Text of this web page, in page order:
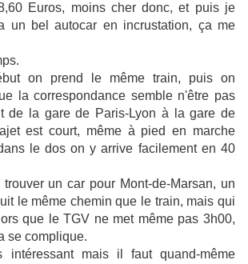
Euros, moins cher donc, et puis je
un bel autocar en incrustation, ça me
on prend le même train, puis on
la correspondance semble n'être pas
de la gare de Paris-Lyon à la gare de
est court, même à pied en marche
le dos on y arrive facilement en 40
un car pour Mont-de-Marsan, un
le même chemin que le train, mais qui
que le TGV ne met même pas 3h00,
se complique.
intéressant mais il faut quand-même